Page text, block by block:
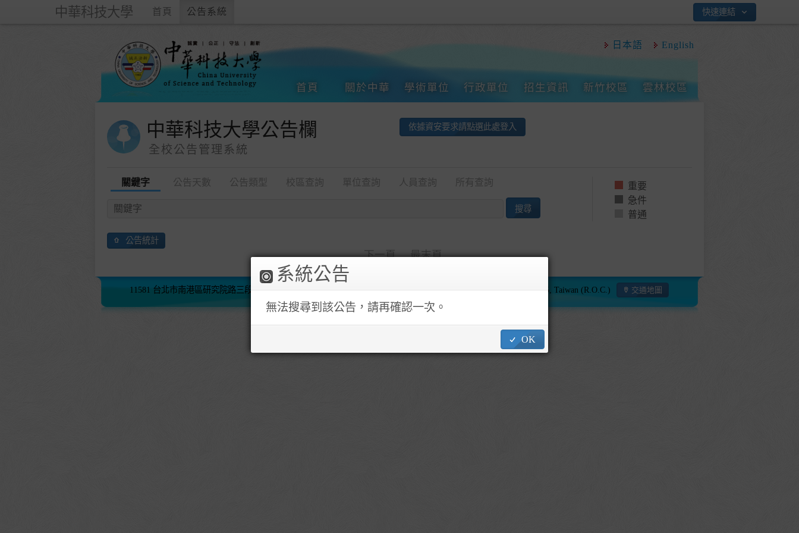
中華科技大學 首頁 公告系統 快速連結
日本語 English
首頁 關於中華 學術單位 行政單位 招生資訊 新竹校區 雲林校區
中華科技大學公告欄
全校公告管理系統
依據資安要求請點選此處登入
關鍵字 公告天數 公告類型 校區查詢 單位查詢 人員查詢 所有查詢
公告統計
下一頁 最末頁
11581 台北市南港區研究院路三段245號 (02)2782-1862 ~4 No.245, Academia Rd. Sec. 3, Nangang Dist., Taipei City 115, Taiwan (R.O.C.) 交通地圖
系統公告
無法搜尋到該公告，請再確認一次。
OK